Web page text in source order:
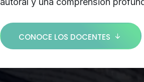
CONOCE LOS DOCENTES